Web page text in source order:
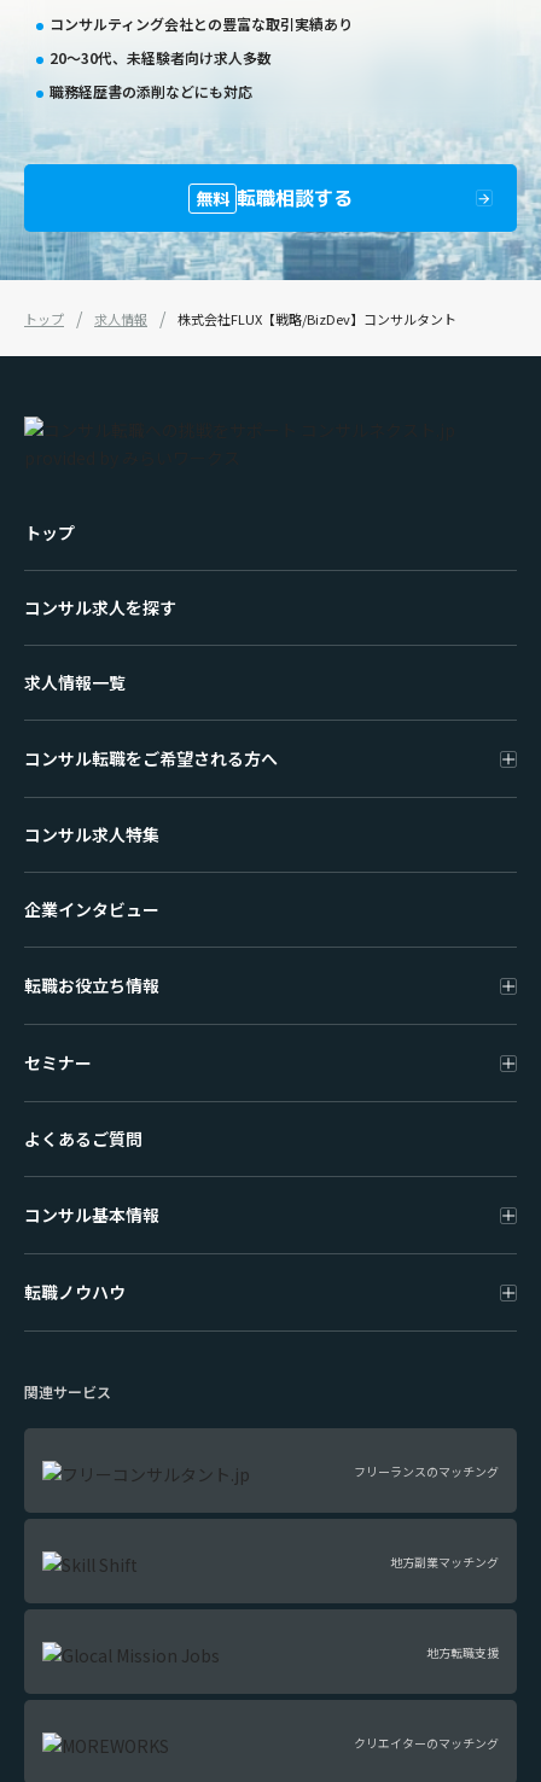
コンサルティング会社との豊富な取引実績あり
20〜30代、未経験者向け求人多数
職務経歴書の添削などにも対応
無料 転職相談する
トップ 求人情報 株式会社FLUX【戦略/BizDev】コンサルタント
トップ
コンサル求人を探す
求人情報一覧
コンサル転職をご希望される方へ
コンサル求人特集
企業インタビュー
転職お役立ち情報
セミナー
よくあるご質問
コンサル基本情報
転職ノウハウ
関連サービス
フリーランスのマッチング
地方副業マッチング
地方転職支援
クリエイターのマッチング